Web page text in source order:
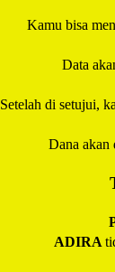
Kamu bisa
Data
Setelah di setujui,
Dana akan
ADIRA